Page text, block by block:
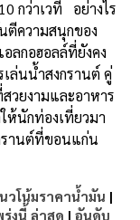
กว่าเวที อย่างไร
ตีความสนุกของ
ลกอฮอลล์ที่ยังคง
ล่นน้ำสงกรานต์ คู่
วยงามและอาหาร
ห้นักท่องเที่ยวมา
รานต์ที่ขอนแก่น
วโน้มราคาน้ำมัน |
งนี้ ล่าสุด | อันดับ